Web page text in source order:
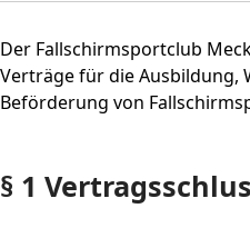
Der Fallschirmsportclub
Verträge für die Ausbildung,
Beförderung von
§ 1